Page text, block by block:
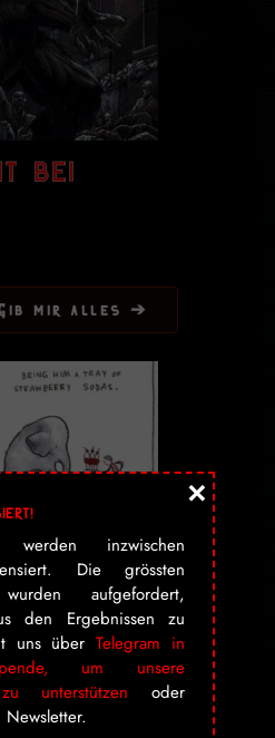
bei
mir alles ➔
Moon
Grant Snider auf
werden inzwischen
Die grössten
wurden aufgefordert,
den Ergebnissen zu
uns überTelegram in
um unsere
unterstützen oder
×